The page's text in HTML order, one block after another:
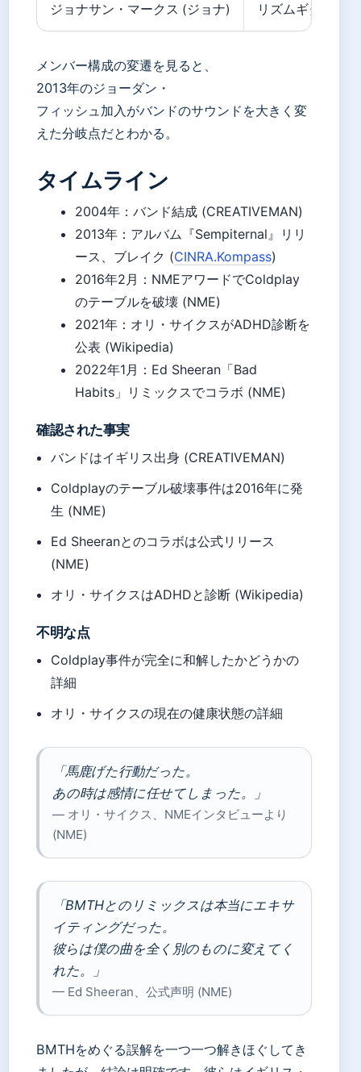
ジョナサン・マークス (ジョナ) リズムギター
メンバー構成の変遷を見ると、
2013年のジョーダン・
フィッシュ加入がバンドのサウンドを大きく変
えた分岐点だとわかる。
タイムライン
2004年 ：バンド結成 (CREATIVEMAN)
2013年 ：アルバム『Sempiternal』リリ
ース、ブレイク (CINRA.Kompass)
2016年2月 ：NMEアワードでColdplay
のテーブルを破壊 (NME)
2021年 ：オリ・サイクスがADHD診断を
公表 (Wikipedia)
2022年1月 ：Ed Sheeran「Bad
Habits」リミックスでコラボ (NME)
確認された事実
バンドはイギリス出身 (CREATIVEMAN)
Coldplayのテーブル破壊事件は2016年に発
生 (NME)
Ed Sheeranとのコラボは公式リリース
(NME)
オリ・サイクスはADHDと診断 (Wikipedia)
不明な点
Coldplay事件が完全に和解したかどうかの
詳細
オリ・サイクスの現在の健康状態の詳細
「馬鹿げた行動だった。
あの時は感情に任せてしまった。」
— オリ・サイクス、NMEインタビューより
(NME)
「BMTHとのリミックスは本当にエキサ
イティングだった。
彼らは僕の曲を全く別のものに変えてく
れた。」
— Ed Sheeran、公式声明 (NME)
BMTHをめぐる誤解を一つ一つ解きほぐしてき